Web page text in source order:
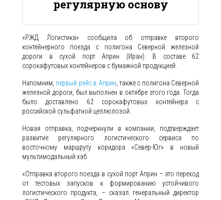
регулярную основу
«РЖД Логистика» сообщила об отправке второго
контейнерного поезда с полигона Северной железной
дороги в сухой порт Априн (Иран). В составе 62
сорокафутовых контейнеров с бумажной продукцией.
Напомним, первый рейс в Априн , также с полигона Северной
железной дороги, был выполнен в октябре этого года. Тогда
было доставлено 62 сорокафутовых контейнера с
российской сульфатной целлюлозой.
Новая отправка, подчеркнули в компании, подтверждает
развитие регулярного логистического сервиса по
восточному маршруту коридора «Север-Юг» в новый
мультимодальный хаб.
«Отправка второго поезда в сухой порт Априн – это переход
от тестовых запусков к формированию устойчивого
логистического продукта, – сказал генеральный директор